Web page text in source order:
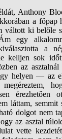
Anthony
a főpap
váltott ki belőle
egy
a
kelljen sok
az
helyen — az
érezhetően
láttam, semmit
dolgot nem
az asztal
vette